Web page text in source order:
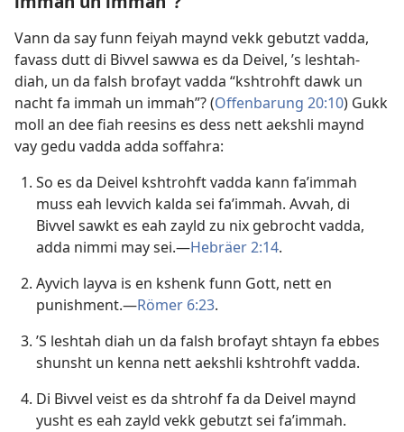
Vann da say funn feiyah maynd vekk gebutzt vadda,
favass dutt di Bivvel sawwa es da Deivel, ’s leshtah-
diah, un da falsh brofayt vadda “kshtrohft dawk un
nacht fa immah un immah”? (Offenbarung 20:10) Gukk
moll an dee fiah reesins es dess nett aekshli maynd
vay gedu vadda adda soffahra:
So es da Deivel kshtrohft vadda kann fa’immah
muss eah levvich kalda sei fa’immah. Avvah, di
Bivvel sawkt es eah zayld zu nix gebrocht vadda,
adda nimmi may sei.​—Hebräer 2:14.
Ayvich layva is en kshenk funn Gott, nett en
punishment.​—Römer 6:23.
’S leshtah diah un da falsh brofayt shtayn fa ebbes
shunsht un kenna nett aekshli kshtrohft vadda.
Di Bivvel veist es da shtrohf fa da Deivel maynd
yusht es eah zayld vekk gebutzt sei fa’immah.